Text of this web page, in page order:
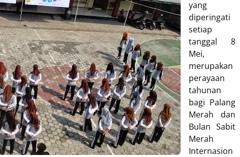
yang
diperingati
setiap
tanggal 8
Mei,
merupakan
perayaan
tahunan
bagi Palang
Merah dan
Bulan Sabit
Merah
Internasion